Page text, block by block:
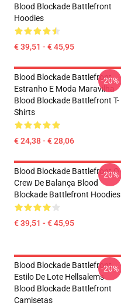
Blood Blockade Battlefront
Hoodies
€ 39,51 - € 45,95
Blood Blockade Battlefront
Estranho E Moda Maravilha
Blood Blockade Battlefront T-
Shirts
€ 24,38 - € 28,06
-20%
Blood Blockade Battlefront O
Crew De Balança Blood
Blockade Battlefront Hoodies
€ 39,51 - € 45,95
-20%
Blood Blockade Battlefront
Estilo De Lote Hellsalems
Blood Blockade Battlefront
Camisetas
-20%